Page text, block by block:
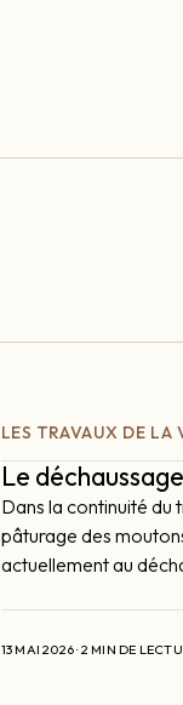
LES TRAVAUX DE LA
Le déchaussage
Dans la continuité du
pâturage des
actuellement au
réchauffement du sol
13 MAI 2026 · 2 MIN DE